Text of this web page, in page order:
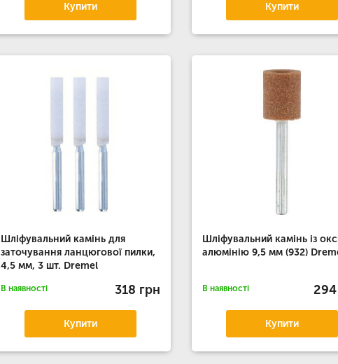
Купити Купити
Шліфувальний камінь для
заточування ланцюгової пилки,
4,5 мм, 3 шт. Dremel
В наявності 318 грн
Купити
Шліфувальний камінь із
алюмінію 9,5 мм (932)
В наявності
Купити